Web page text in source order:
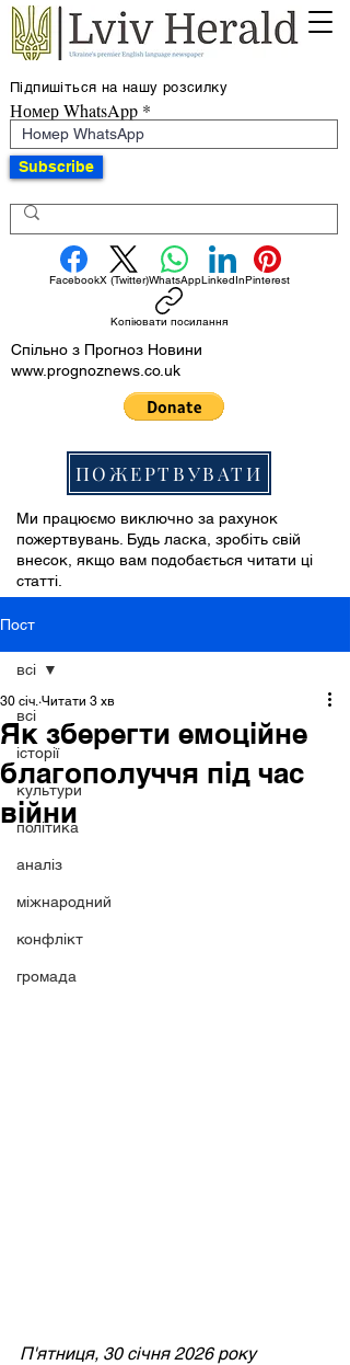
Підпишіться на нашу розсилку
Номер WhatsApp
Subscribe
FacebookX (Twitter)WhatsAppLinkedInPinterest
Копіювати посилання
Спільно з Прогноз Новини
www.prognoznews.co.uk
ПОЖЕРТВУВАТИ
Ми працюємо виключно за рахунок
пожертвувань. Будь ласка, зробіть свій
внесок, якщо вам подобається читати ці
статті.
Пост
всі
історії
культури
політика
аналіз
міжнародний
конфлікт
громада
всі
Як зберегти емоційне
благополуччя під час
війни
30 січ. Читати 3 хв
П'ятниця, 30 січня 2026 року